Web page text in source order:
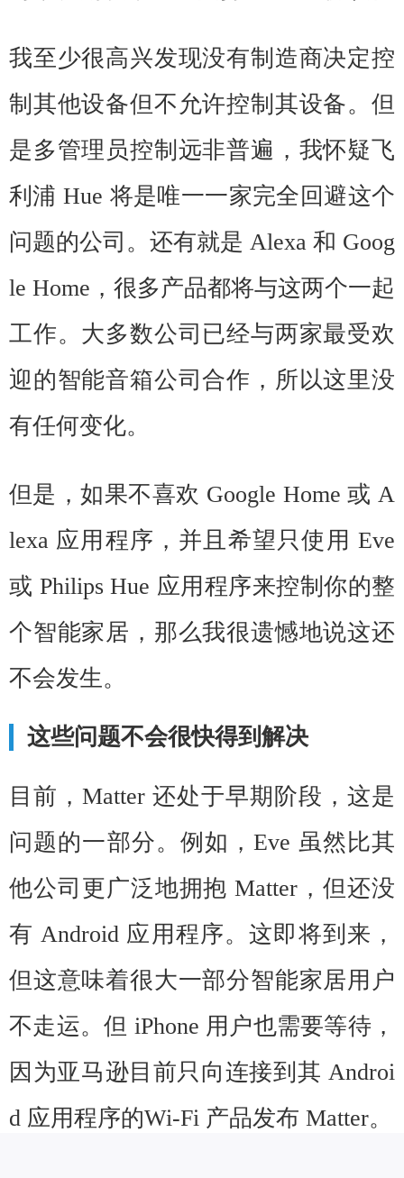
我至少很高兴发现没有制造商决定控
制其他设备但不允许控制其设备。但
是多管理员控制远非普遍，我怀疑飞
利浦 Hue 将是唯一一家完全回避这个
问题的公司。还有就是 Alexa 和 Goog
le Home，很多产品都将与这两个一起
工作。大多数公司已经与两家最受欢
迎的智能音箱公司合作，所以这里没
有任何变化。
但是，如果不喜欢 Google Home 或 A
lexa 应用程序，并且希望只使用 Eve
或 Philips Hue 应用程序来控制你的整
个智能家居，那么我很遗憾地说这还
不会发生。
这些问题不会很快得到解决
目前，Matter 还处于早期阶段，这是
问题的一部分。例如，Eve 虽然比其
他公司更广泛地拥抱 Matter，但还没
有 Android 应用程序。这即将到来，
但这意味着很大一部分智能家居用户
不走运。但 iPhone 用户也需要等待，
因为亚马逊目前只向连接到其 Androi
d 应用程序的Wi-Fi 产品发布 Matter。